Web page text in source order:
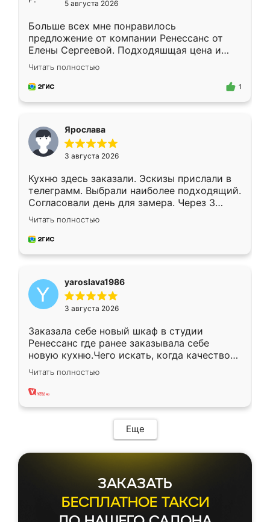
5 августа 2026
Больше всех мне понравилось
предложение от компании Ренессанс от
Елены Сергеевой. Подходяшщая цена и
короткие сроки изготовления. Приехавший
для замера сотрудник Владислав
предложил по моему эскизу самый
Читать полностью
1
Ярослава
3 августа 2026
Кухню здесь заказали. Эскизы прислали в
телеграмм. Выбрали наиболее подходящий.
Согласовали день для замера. Через 3
недели кухня была уже готова. Остались
довольны работой. Спасибо Ренессанс
мебель за качественную работу!
Читать полностью
yaroslava1986
3 августа 2026
Заказала себе новый шкаф в студии
Ренессанс где ранее заказывала себе
новую кухню.Чего искать, когда качеством
вполне довольна. Служит кухня уже почти
два года, нареканий нет.
Читать полностью
Еще
ЗАКАЗАТЬ
БЕСПЛАТНОЕ ТАКСИ